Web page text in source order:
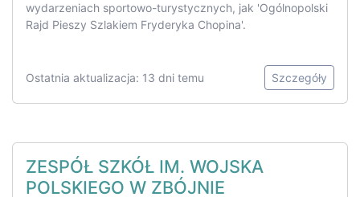
wydarzeniach sportowo-turystycznych, jak 'Ogólnopolski
Rajd Pieszy Szlakiem Fryderyka Chopina'.
Ostatnia aktualizacja: 13 dni temu Szczegóły
ZESPÓŁ SZKÓŁ IM. WOJSKA
POLSKIEGO W ZBÓJNIE